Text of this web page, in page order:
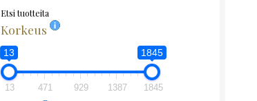
Etsi tuotteita
Korkeus
13 1845
13 471 929 1387 1845